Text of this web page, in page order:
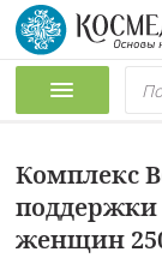
Комплекс
поддержки
женщин